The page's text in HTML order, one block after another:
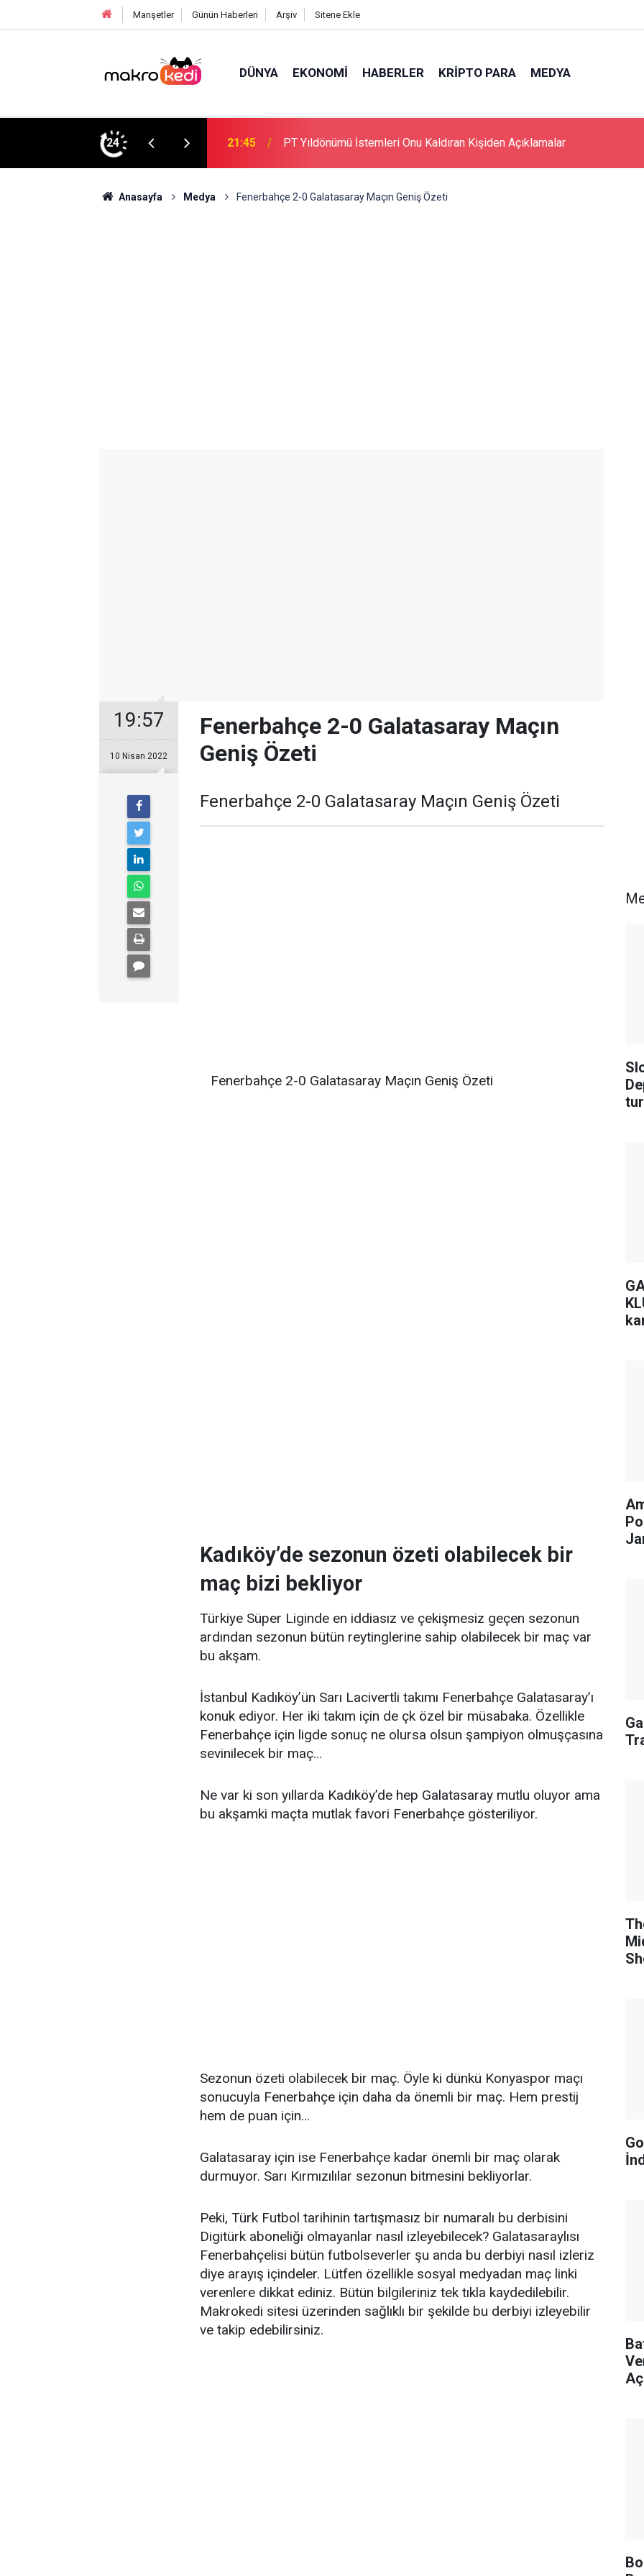
Manşetler Günün Haberleri Arşiv Sitene Ekle
DÜNYA EKONOMI HABERLER KRIPTO PARA MEDYA
24
Kişiden Açıklamalar 21:30 Kirby 30th Anniversary Music Fest Hayranlarla Hit Oldu
Anasayfa Medya Fenerbahçe 2-0 Galatasaray Maçın Geniş Özeti
19:57
10 Nisan 2022
Fenerbahçe 2-0 Galatasaray Maçın
Geniş Özeti
Fenerbahçe 2-0 Galatasaray Maçın Geniş Özeti
Fenerbahçe 2-0 Galatasaray Maçın Geniş Özeti
Kadıköy’de sezonun özeti olabilecek bir
maç bizi bekliyor
Türkiye Süper Liginde en iddiasız ve çekişmesiz geçen sezonun
ardından sezonun bütün reytinglerine sahip olabilecek bir maç var
bu akşam.
İstanbul Kadıköy’ün Sarı Lacivertli takımı Fenerbahçe Galatasaray’ı
konuk ediyor. Her iki takım için de çk özel bir müsabaka. Özellikle
Fenerbahçe için ligde sonuç ne olursa olsun şampiyon olmuşçasına
sevinilecek bir maç…
Ne var ki son yıllarda Kadıköy’de hep Galatasaray mutlu oluyor ama
bu akşamki maçta mutlak favori Fenerbahçe gösteriliyor.
Sezonun özeti olabilecek bir maç. Öyle ki dünkü Konyaspor maçı
sonucuyla Fenerbahçe için daha da önemli bir maç. Hem prestij
hem de puan için…
Galatasaray için ise Fenerbahçe kadar önemli bir maç olarak
durmuyor. Sarı Kırmızılılar sezonun bitmesini bekliyorlar.
Peki, Türk Futbol tarihinin tartışmasız bir numaralı bu derbisini
Digitürk aboneliği olmayanlar nasıl izleyebilecek? Galatasaraylısı
Fenerbahçelisi bütün futbolseverler şu anda bu derbiyi nasıl izleriz
diye arayış içindeler. Lütfen özellikle sosyal medyadan maç linki
verenlere dikkat ediniz. Bütün bilgileriniz tek tıkla kaydedilebilir.
Makrokedi sitesi üzerinden sağlıklı bir şekilde bu derbiyi izleyebilir
ve takip edebilirsiniz.